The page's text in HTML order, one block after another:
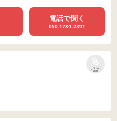
電話で聞く
050-1784-2391
リストに
保存